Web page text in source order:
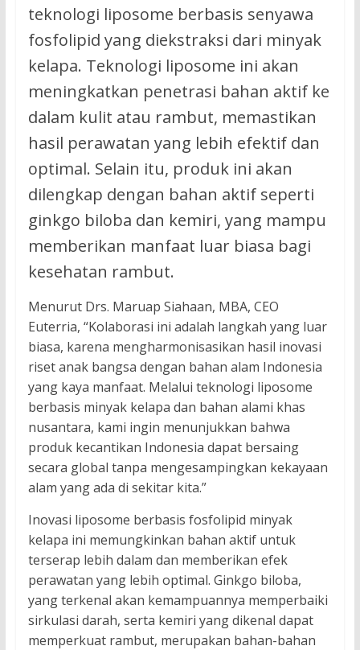
teknologi liposome berbasis senyawa
fosfolipid yang diekstraksi dari minyak
kelapa. Teknologi liposome ini akan
meningkatkan penetrasi bahan aktif ke
dalam kulit atau rambut, memastikan
hasil perawatan yang lebih efektif dan
optimal. Selain itu, produk ini akan
dilengkap dengan bahan aktif seperti
ginkgo biloba dan kemiri, yang mampu
memberikan manfaat luar biasa bagi
kesehatan rambut.
Menurut Drs. Maruap Siahaan, MBA, CEO
Euterria, “Kolaborasi ini adalah langkah yang luar
biasa, karena mengharmonisasikan hasil inovasi
riset anak bangsa dengan bahan alam Indonesia
yang kaya manfaat. Melalui teknologi liposome
berbasis minyak kelapa dan bahan alami khas
nusantara, kami ingin menunjukkan bahwa
produk kecantikan Indonesia dapat bersaing
secara global tanpa mengesampingkan kekayaan
alam yang ada di sekitar kita.”
Inovasi liposome berbasis fosfolipid minyak
kelapa ini memungkinkan bahan aktif untuk
terserap lebih dalam dan memberikan efek
perawatan yang lebih optimal. Ginkgo biloba,
yang terkenal akan kemampuannya memperbaiki
sirkulasi darah, serta kemiri yang dikenal dapat
memperkuat rambut, merupakan bahan-bahan